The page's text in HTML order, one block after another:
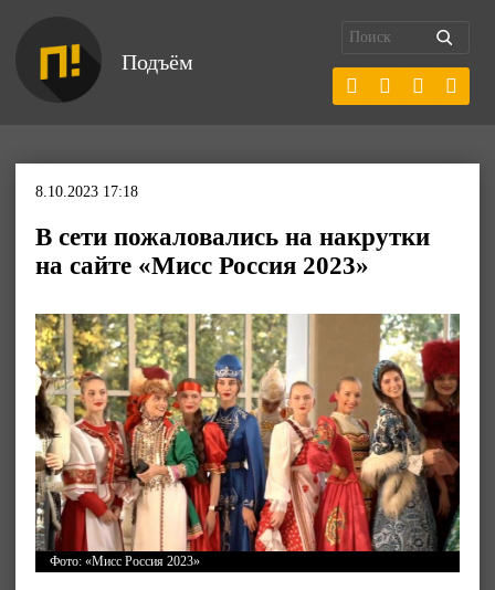
Подъём
8.10.2023 17:18
В сети пожаловались на накрутки
на сайте «Мисс Россия 2023»
Фото: «Мисс Россия 2023»